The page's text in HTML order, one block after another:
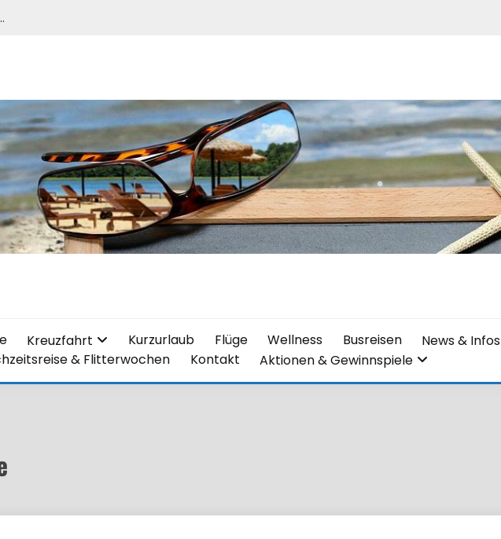
Kreuzfahrt Kurzurlaub Flüge Wellness Busreisen News & Infos
& Flitterwochen
Kontakt Aktionen & Gewinnspiele